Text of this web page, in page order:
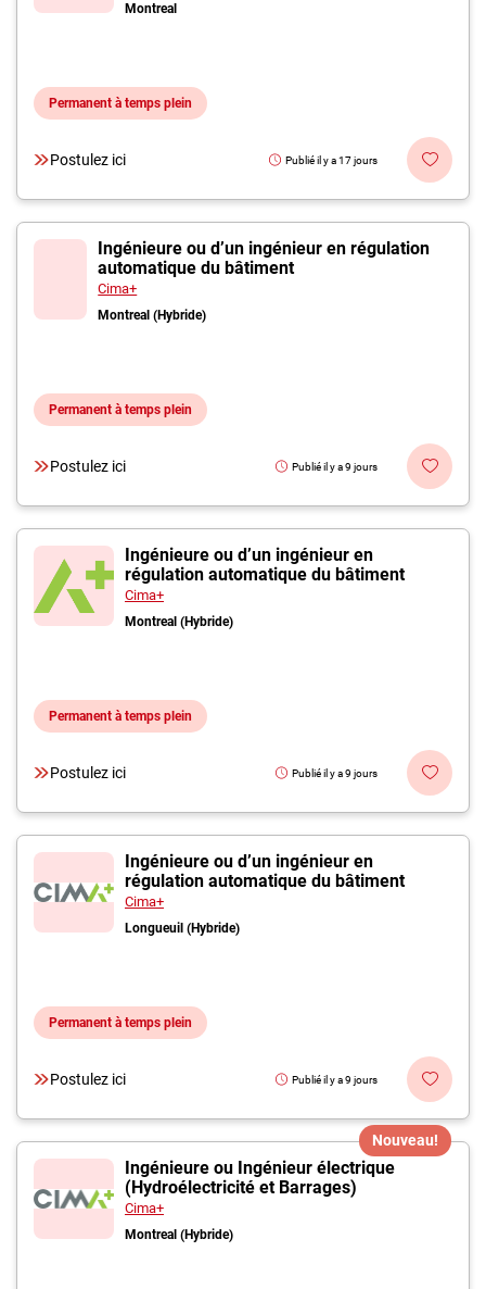
Montreal
Permanent à temps plein
Postulez ici Publié il y a 17 jours
Ingénieure ou d’un ingénieur en régulation
automatique du bâtiment
Cima+
Montreal (Hybride)
Permanent à temps plein
Postulez ici Publié il y a 9 jours
Ingénieure ou d’un ingénieur en
régulation automatique du bâtiment
Cima+
Montreal (Hybride)
Permanent à temps plein
Postulez ici Publié il y a 9 jours
Ingénieure ou d’un ingénieur en
régulation automatique du bâtiment
Cima+
Longueuil (Hybride)
Permanent à temps plein
Postulez ici Publié il y a 9 jours
Nouveau!
Ingénieure ou Ingénieur électrique
(Hydroélectricité et Barrages)
Cima+
Montreal (Hybride)